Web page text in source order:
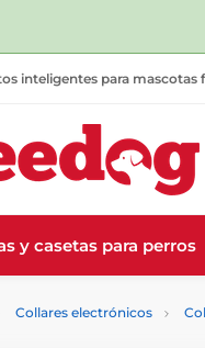
inteligentes para mascotas
y casetas para perros
Collares electrónicos